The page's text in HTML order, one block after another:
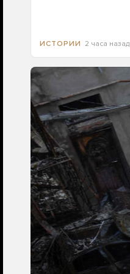
ИСТОРИИ 2 часа назад